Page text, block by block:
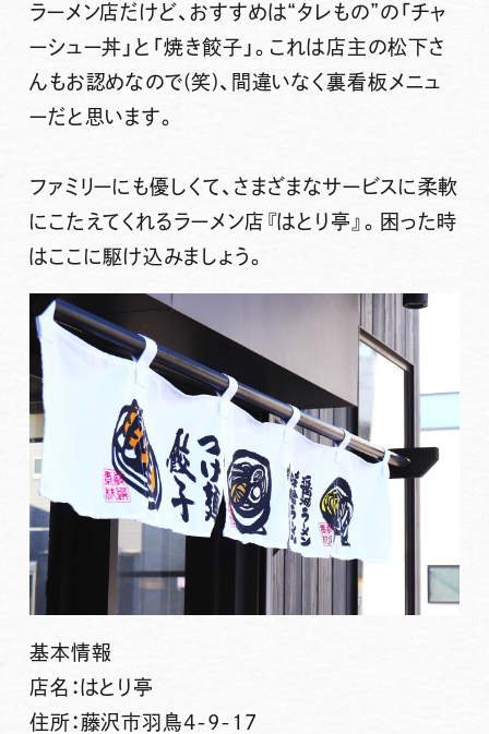
ラーメン店だけど、おすすめは“タレもの”の「チャ
ーシュー丼」と「焼き餃子」。これは店主の松下さ
んもお認めなので(笑)、間違いなく裏看板メニュ
ーだと思います。
ファミリーにも優しくて、さまざまなサービスに柔軟
にこたえてくれるラーメン店『はとり亭』。困った時
はここに駆け込みましょう。
基本情報
店名：はとり亭
住所：藤沢市羽鳥4-9-17